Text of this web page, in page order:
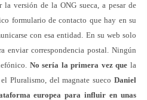
versión de la ONG sueca, a pesar de
formulario de contacto que hay en su
con esa entidad. En su web solo
enviar correspondencia postal. Ningún
No sería la primera vez que la
Pluralismo, del magnate sueco Daniel
europea para influir en unas